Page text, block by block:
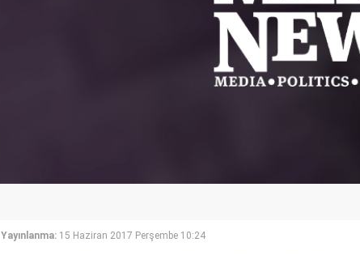
Yayınlanma: 15 Haziran 2017 Perşembe 10:24